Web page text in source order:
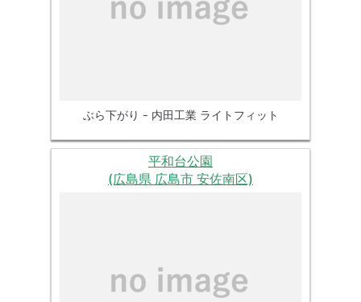
ぶら下がり - 内田工業 ライトフィット
平和台公園
(広島県 広島市 安佐南区)